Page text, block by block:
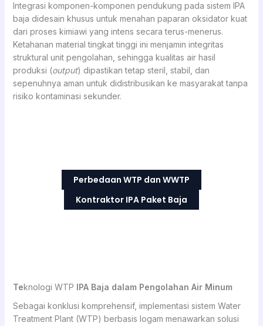
Integrasi komponen-komponen pendukung pada sistem IPA
baja didesain khusus untuk menahan paparan oksidator kuat
dari proses kimiawi yang intens secara terus-menerus.
Ketahanan material tingkat tinggi ini menjamin integritas
struktural unit pengolahan, sehingga kualitas air hasil
produksi (output) dipastikan tetap steril, stabil, dan
sepenuhnya aman untuk didistribusikan ke masyarakat tanpa
risiko kontaminasi sekunder.
Perbedaan WTP dan WWTP
Kontraktor IPA Paket Baja
Teknologi WTP IPA Baja dalam Pengolahan Air Minum
Sebagai konklusi komprehensif, implementasi sistem Water
Treatment Plant (WTP) berbasis logam menawarkan solusi